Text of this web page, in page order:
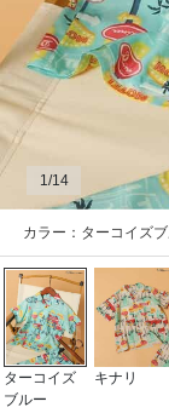
1 /14
カラー：ターコイズ
ターコイズ
ブルー
キナリ